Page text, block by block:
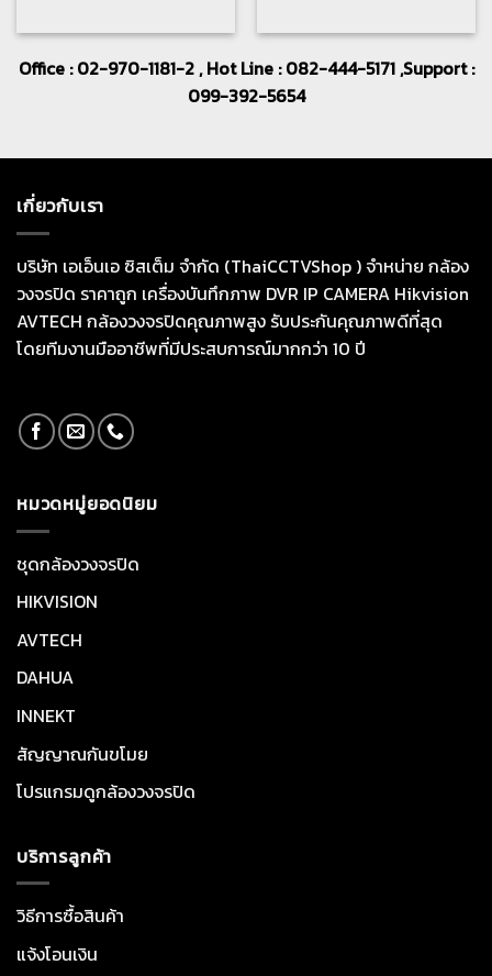
Office : 02-970-1181-2 , Hot Line : 082-444-5171 ,Support :
099-392-5654
เกี่ยวกับเรา
บริษัท เอเอ็นเอ ซิสเต็ม จำกัด (ThaiCCTVShop ) จำหน่าย กล้อง
วงจรปิด ราคาถูก เครื่องบันทึกภาพ DVR IP CAMERA Hikvision
AVTECH กล้องวงจรปิดคุณภาพสูง รับประกันคุณภาพดีที่สุด
โดยทีมงานมืออาชีพที่มีประสบการณ์มากกว่า 10 ปี
หมวดหมู่ยอดนิยม
ชุดกล้องวงจรปิด
HIKVISION
AVTECH
DAHUA
INNEKT
สัญญาณกันขโมย
โปรแกรมดูกล้องวงจรปิด
บริการลูกค้า
วิธีการซื้อสินค้า
แจ้งโอนเงิน